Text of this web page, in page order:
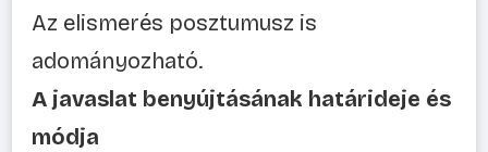
Az elismerés posztumusz is
adományozható.
A javaslat benyújtásának határideje és
módja